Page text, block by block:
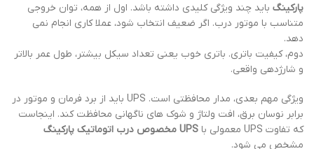
پارکینگ باید چند ویژگی کلیدی داشته باشد. اول از همه، توان خروجی
متناسب با موتور درب. اگر ضعیف انتخاب شود، عملا کاری انجام نمی
دهد.
دوم، کیفیت باتری. باتری خوب یعنی تعداد سیکل بیشتر، طول عمر بالاتر
و شارژدهی واقعی.
ویژگی مهم بعدی، مدار محافظتی است. UPS باید از برد فرمان و موتور در
برابر نوسان برق، افت ولتاژ و شوک های ناگهانی محافظت کند. اینجاست
که تفاوت UPS معمولی با
UPS مخصوص درب اتوماتیک پارکینگ
مشخص می شود.